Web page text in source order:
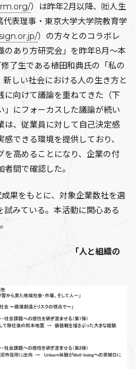
）は昨年2月以降、㈳人生
表理事・東京大学大学院教育学
）の方々とのコラボレ
のあり方研究会」を昨年8月～本
了生である植田和典氏の「私の
しい社会における人の生き方と
向けて議論を重ねてきた（下
にフォーカスした議論が続い
は、従業員に対して自己決定感
できる環境を提供しており、
を高めることになり、企業の付
間で確認した。
果をもとに、対象企業数社を選
みている。本活動に関心ある
織の